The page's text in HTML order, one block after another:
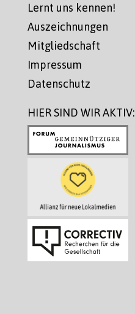
Lernt uns kennen!
Auszeichnungen
Mitgliedschaft
Impressum
Datenschutz
HIER SIND WIR AKTIV: